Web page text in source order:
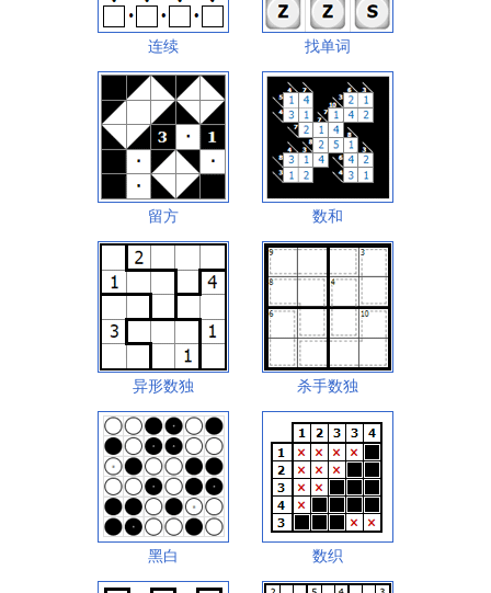
连续 找单词
留方 数和
异形数独 杀手数独
黑白 数织